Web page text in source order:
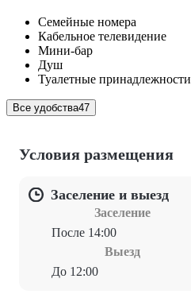
Семейные номера
Кабельное телевидение
Мини-бар
Душ
Туалетные принадлежности
Все удобства47
Условия размещения
Заселение и выезд
Заселение
После 14:00
Выезд
До 12:00